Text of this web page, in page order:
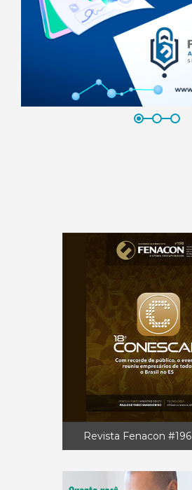
Revista Fenacon #196